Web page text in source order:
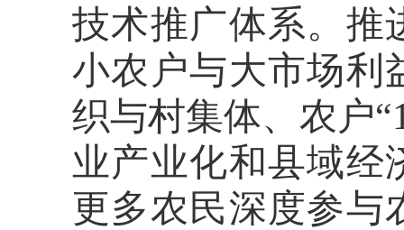
技术推广体系。推
小农户与大市场利
织与村集体、农户
业产业化和县域经
更多农民深度参与